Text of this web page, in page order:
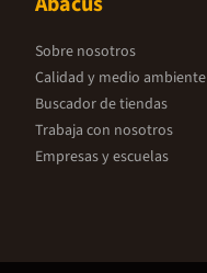
Sobre nosotros
Calidad y medio ambiente
Buscador de tiendas
Trabaja con nosotros
Empresas y escuelas